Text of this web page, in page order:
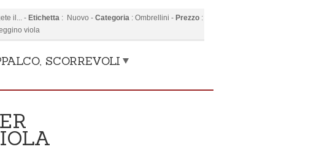
il...- Etichetta: Nuovo - Categoria: Ombrellini - Prezzo:
viola
SCORREVOLI